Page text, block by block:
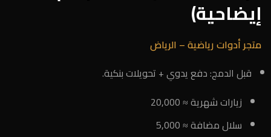
إيضاحية)
متجر أدوات رياضية – الرياض
قبل الدمج: دفع يدوي + تحويلات بنكية.
زيارات شهرية ≈ 20,000
سلال مضافة ≈ 5,000